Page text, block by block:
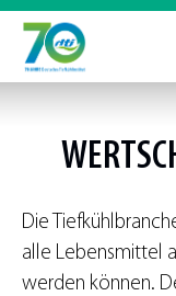
Die
alle Lebensmittel
werden können.